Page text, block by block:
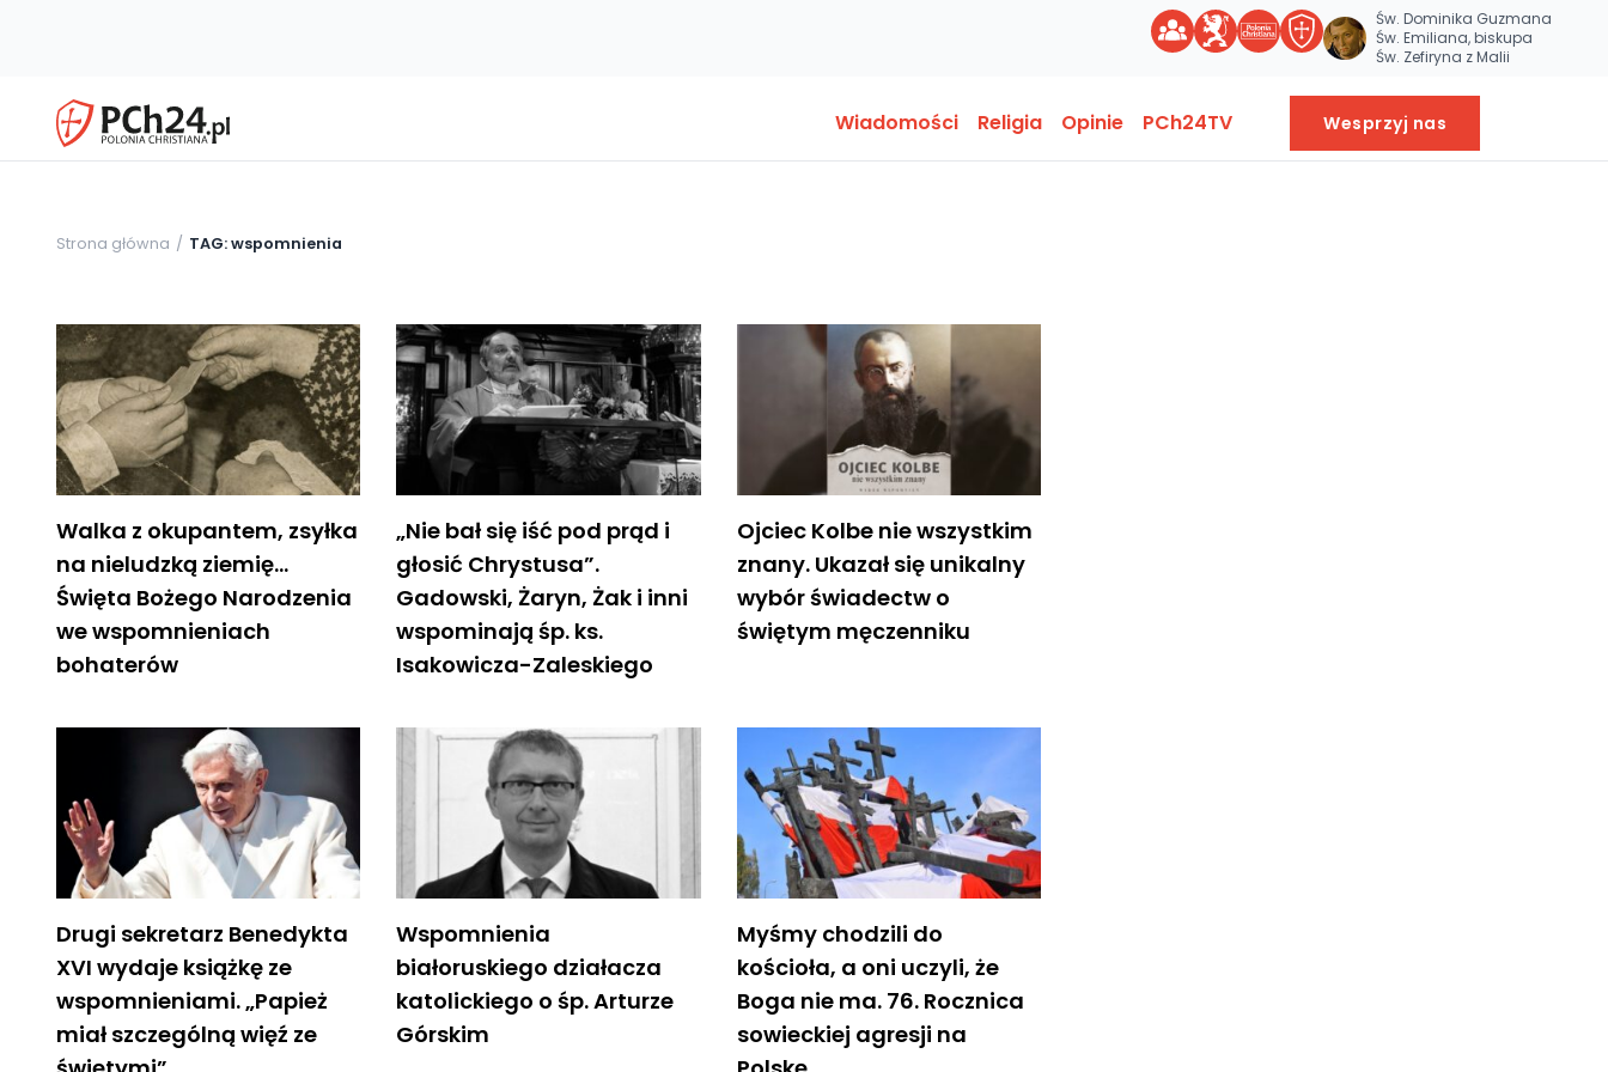
Św. Dominika Guzmana
Św. Emiliana, biskupa
Św. Zefiryna z Malii
Wiadomości Religia Opinie PCh24TV Wesprzyj nas
Strona główna TAG: wspomnienia
Walka z okupantem, zsyłka
na nieludzką ziemię…
Święta Bożego Narodzenia
we wspomnieniach
bohaterów
„Nie bał się iść pod prąd i
głosić Chrystusa”.
Gadowski, Żaryn, Żak i inni
wspominają śp. ks.
Isakowicza-Zaleskiego
Ojciec Kolbe nie wszystkim
znany. Ukazał się unikalny
wybór świadectw o
świętym męczenniku
Drugi sekretarz Benedykta
XVI wydaje książkę ze
wspomnieniami. „Papież
miał szczególną więź ze
Wspomnienia
białoruskiego działacza
katolickiego o śp. Arturze
Górskim
Myśmy chodzili do
kościoła, a oni uczyli, że
Boga nie ma. 76. Rocznica
sowieckiej agresji na